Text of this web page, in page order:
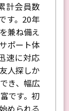
計会員数
す。20年
兼ね備え
ポート体
速に対応
人探しか
き、幅広
です。初
められる